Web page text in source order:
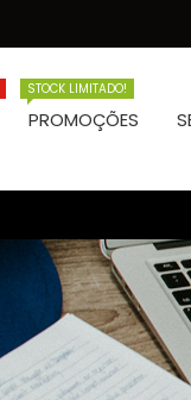
PROMOÇÕES
STOCK LIMITADO!